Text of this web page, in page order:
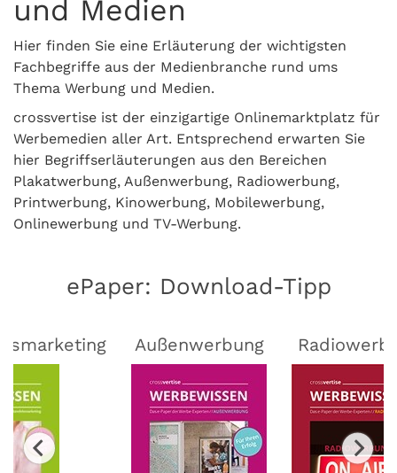
und Medien
Hier finden Sie eine Erläuterung der wichtigsten
Fachbegriffe aus der Medienbranche rund ums
Thema Werbung und Medien.
crossvertise ist der einzigartige Onlinemarktplatz für
Werbemedien aller Art. Entsprechend erwarten Sie
hier Begriffserläuterungen aus den Bereichen
Plakatwerbung, Außenwerbung, Radiowerbung,
Printwerbung, Kinowerbung, Mobilewerbung,
Onlinewerbung und TV-Werbung.
ePaper: Download-Tipp
Außenwerbung